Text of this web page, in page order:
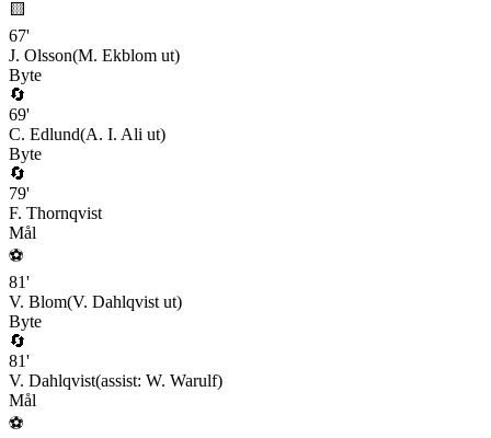
🟨
67'
J. Olsson(M. Ekblom ut)
Byte
🔄
69'
C. Edlund(A. I. Ali ut)
Byte
🔄
79'
F. Thornqvist
Mål
⚽
81'
V. Blom(V. Dahlqvist ut)
Byte
🔄
81'
V. Dahlqvist(assist: W. Warulf)
Mål
⚽